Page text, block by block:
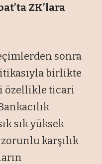
ZK’lara
sonra
birlikte
özellikle ticari
sık yüksek
karşılık